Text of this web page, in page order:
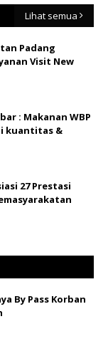
Lihat semua
Padang
Visit New
: Makanan WBP
kuantitas &
27 Prestasi
By Pass Korban